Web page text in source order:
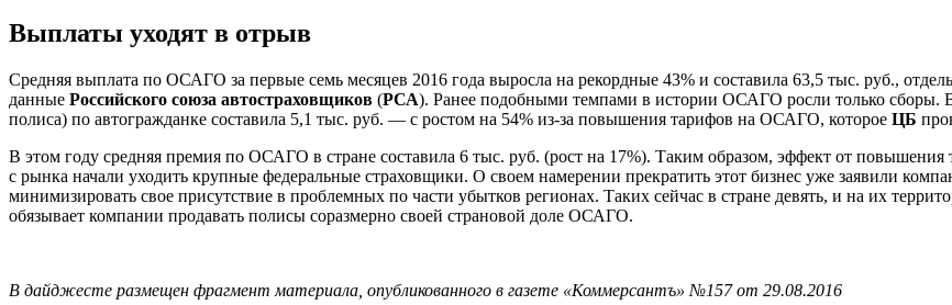
Выплаты уходят в отрыв
Средняя выплата по ОСАГО за первые семь месяцев 2016 года выросла на рекордные 43% и составила 63,5 тыс. руб.,
данные Российского союза автостраховщиков (РСА). Ранее подобными темпами в истории ОСАГО росли только сборы.
полиса) по автогражданке составила 5,1 тыс. руб. — с ростом на 54% из-за повышения тарифов на ОСАГО, которое ЦБ
В этом году средняя премия по ОСАГО в стране составила 6 тыс. руб. (рост на 17%). Таким образом, эффект от
с рынка начали уходить крупные федеральные страховщики. О своем намерении прекратить этот бизнес уже заявили
минимизировать свое присутствие в проблемных по части убытков регионах. Таких сейчас в стране девять, и на их
обязывает компании продавать полисы соразмерно своей страновой доле ОСАГО.
В дайджесте размещен фрагмент материала, опубликованного в газете «Коммерсантъ» №157 от 29.08.2016